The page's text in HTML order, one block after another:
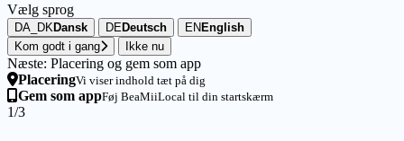
Vælg sprog
DA_DK Dansk DE Deutsch EN English
Kom godt i gang
Ikke nu
Næste: Placering og gem som app
PlaceringVi viser indhold tæt på dig
Gem som appFøj BeaMiiLocal til din startskærm
1/3